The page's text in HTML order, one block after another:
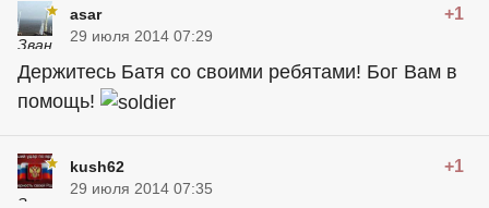
asar +1
29 июля 2014 07:29
Держитесь Батя со своими ребятами! Бог Вам в
помощь!
kush62 +1
29 июля 2014 07:35